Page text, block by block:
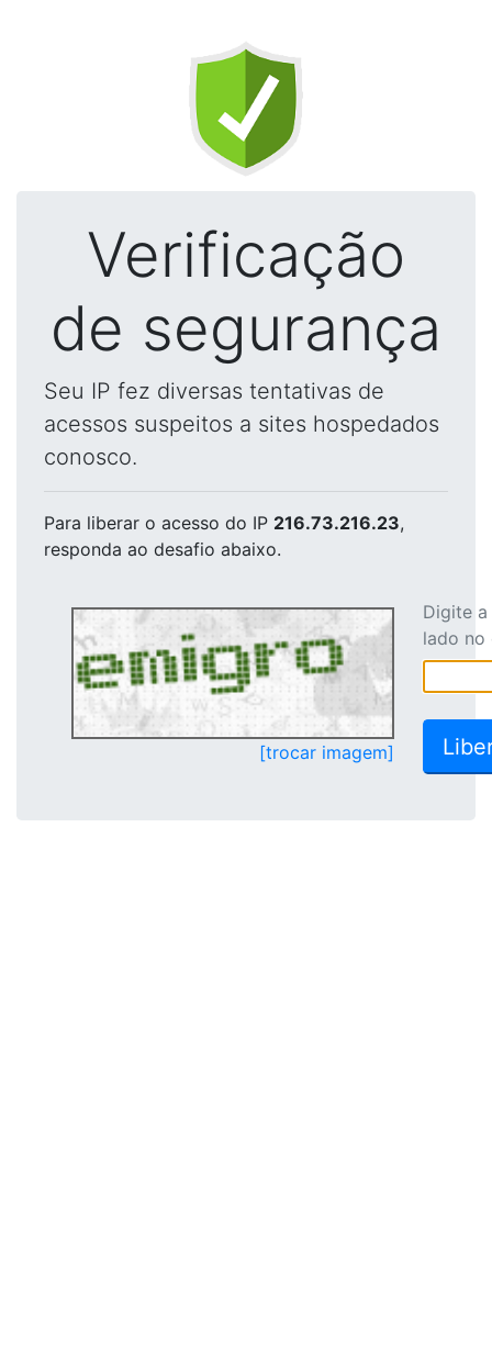
Verificação
de segurança
Seu IP fez diversas tentativas de
acessos suspeitos a sites hospedados
conosco.
Para liberar o acesso do IP 216.73.216.23,
responda ao desafio abaixo.
[trocar imagem]
Digite
lado no